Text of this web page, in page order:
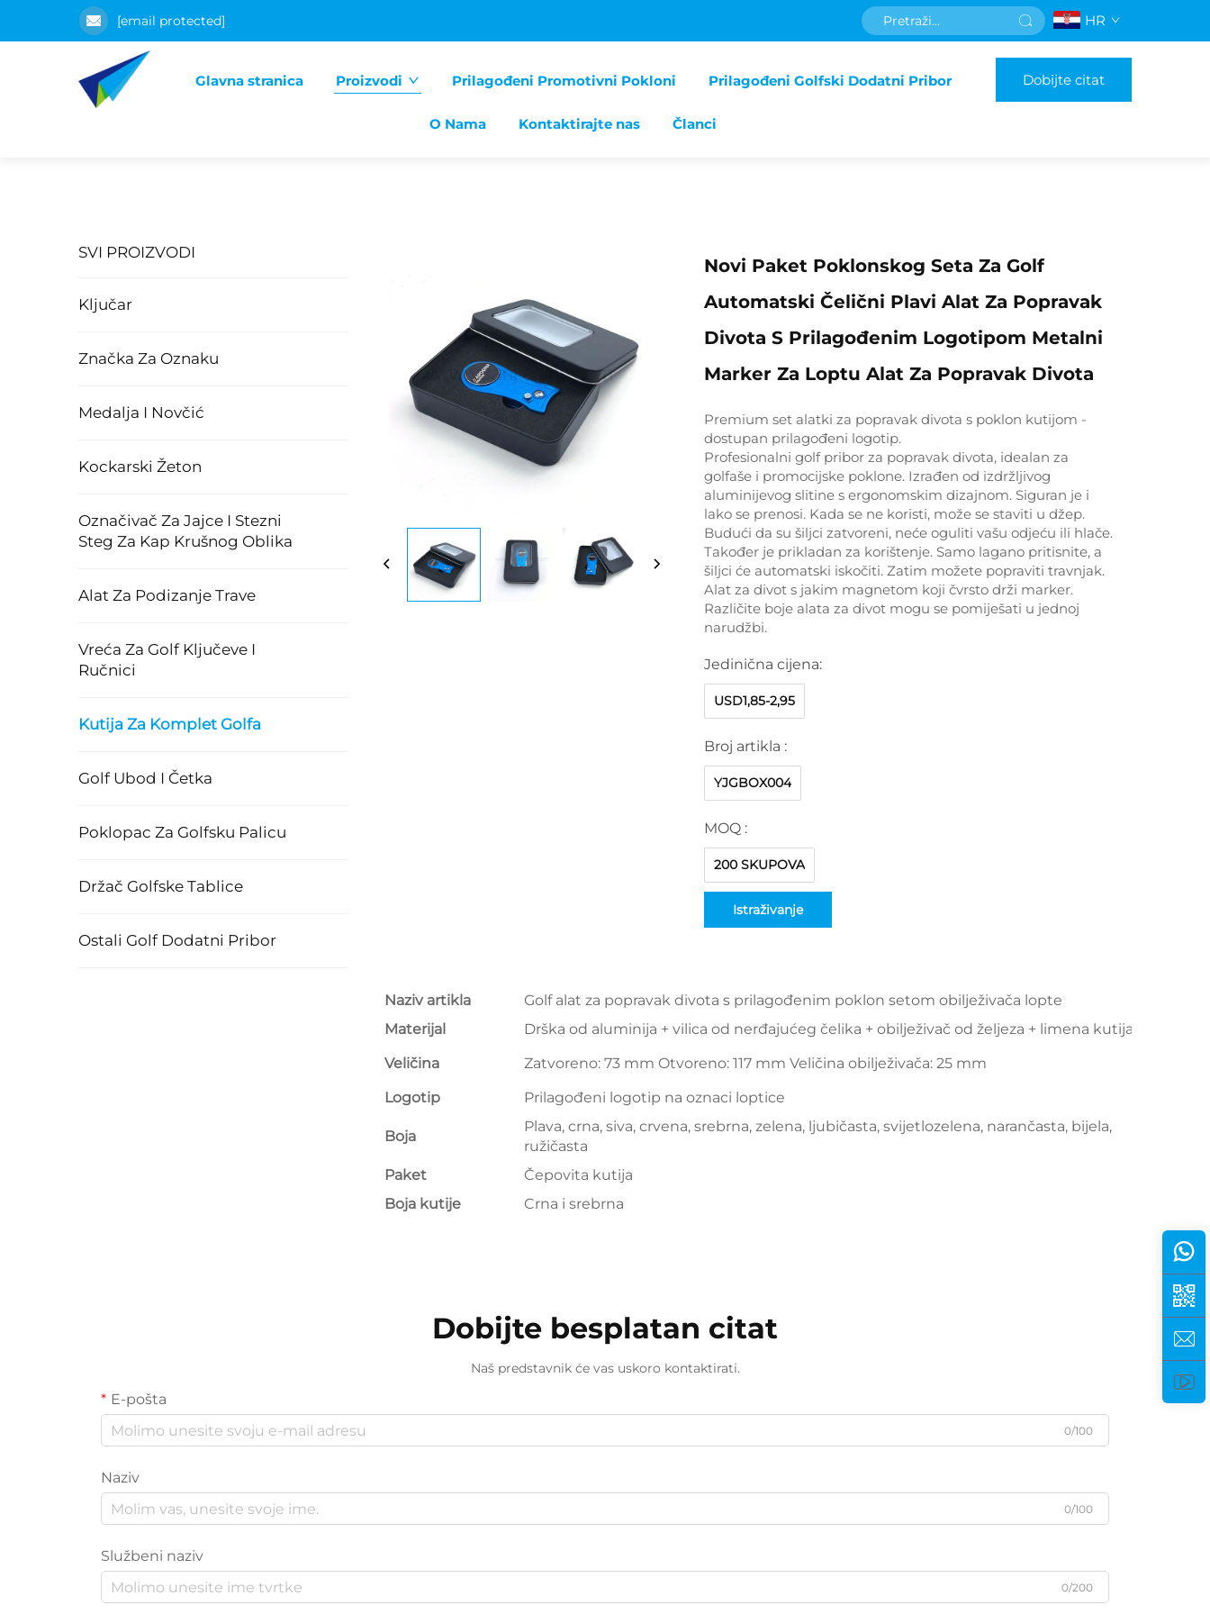
[email protected] HR
Glavna stranica Proizvodi Prilagođeni Promotivni Pokloni Prilagođeni Golfski Dodatni Pribor
O Nama Kontaktirajte nas Članci
Dobijte citat
SVI PROIZVODI
Ključar
Značka Za Oznaku
Medalja I Novčić
Kockarski Žeton
Označivač Za Jajce I Stezni
Steg Za Kap Krušnog Oblika
Alat Za Podizanje Trave
Vreća Za Golf Ključeve I
Ručnici
Kutija Za Komplet Golfa
Golf Ubod I Četka
Poklopac Za Golfsku Palicu
Držač Golfske Tablice
Ostali Golf Dodatni Pribor
Novi Paket Poklonskog Seta Za Golf
Automatski Čelični Plavi Alat Za Popravak
Divota S Prilagođenim Logotipom Metalni
Marker Za Loptu Alat Za Popravak Divota
Premium set alatki za popravak divota s poklon kutijom -
dostupan prilagođeni logotip.
Profesionalni golf pribor za popravak divota, idealan za
golfaše i promocijske poklone. Izrađen od izdržljivog
aluminijevog slitine s ergonomskim dizajnom. Siguran je i
lako se prenosi. Kada se ne koristi, može se staviti u džep.
Budući da su šiljci zatvoreni, neće oguliti vašu odjeću ili hlače.
Također je prikladan za korištenje. Samo lagano pritisnite, a
šiljci će automatski iskočiti. Zatim možete popraviti travnjak.
Alat za divot s jakim magnetom koji čvrsto drži marker.
Različite boje alata za divot mogu se pomiješati u jednoj
narudžbi.
Jedinična cijena:
USD1,85-2,95
Broj artikla :
YJGBOX004
MOQ :
200 SKUPOVA
Istraživanje
Naziv artikla
Golf alat za popravak divota s prilagođenim poklon setom obilježivača lopte
Materijal
Drška od aluminija + vilica od nerđajućeg čelika + obilježivač od željeza + limena kutija
Veličina
Zatvoreno: 73 mm Otvoreno: 117 mm Veličina obilježivača: 25 mm
Logotip
Prilagođeni logotip na oznaci loptice
Boja
Plava, crna, siva, crvena, srebrna, zelena, ljubičasta, svijetlozelena, narančasta, bijela,
ružičasta
Paket
Čepovita kutija
Boja kutije
Crna i srebrna
Dobijte besplatan citat
Naš predstavnik će vas uskoro kontaktirati.
E-pošta
0/100
Naziv
0/100
Službeni naziv
0/200